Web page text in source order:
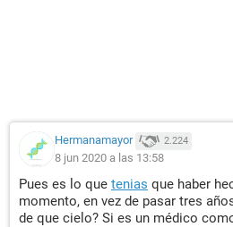
Hermanamayor 2.224
8 jun 2020 a las 13:58
Pues es lo que tenias que haber
momento, en vez de pasar tres
de que cielo? Si es un médico